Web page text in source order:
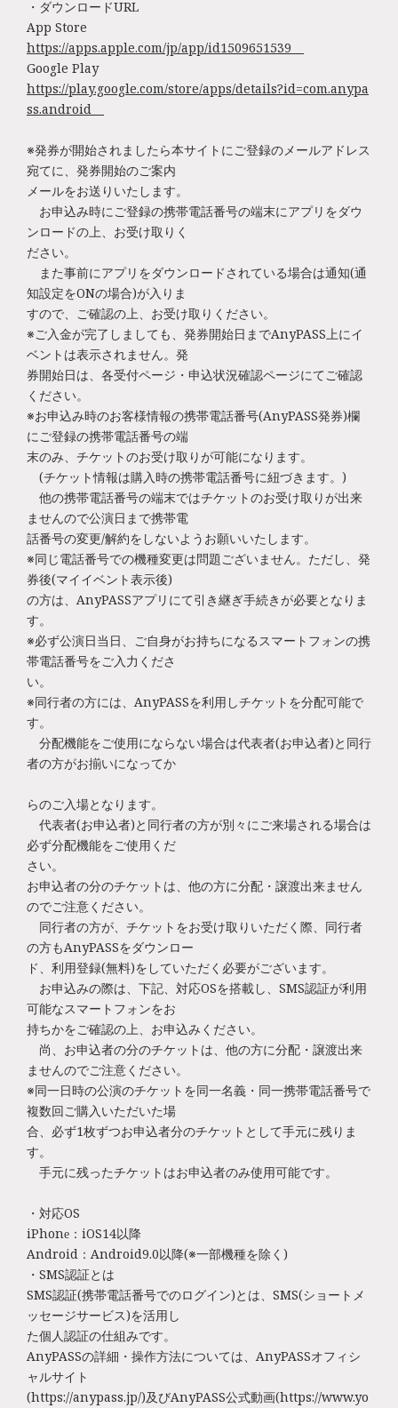
・ダウンロードURL
App Store
https://apps.apple.com/jp/app/id1509651539
Google Play
https://play.google.com/store/apps/details?id=com.anypa
ss.android
※発券が開始されましたら本サイトにご登録のメールアドレス
宛てに、発券開始のご案内
メールをお送りいたします。
お申込み時にご登録の携帯電話番号の端末にアプリをダウ
ンロードの上、お受け取りく
ださい。
また事前にアプリをダウンロードされている場合は通知(通
知設定をONの場合)が入りま
すので、ご確認の上、お受け取りください。
※ご入金が完了しましても、発券開始日までAnyPASS上にイ
ベントは表示されません。発
券開始日は、各受付ページ・申込状況確認ページにてご確認
ください。
※お申込み時のお客様情報の携帯電話番号(AnyPASS発券)欄
にご登録の携帯電話番号の端
末のみ、チケットのお受け取りが可能になります。
(チケット情報は購入時の携帯電話番号に紐づきます。)
他の携帯電話番号の端末ではチケットのお受け取りが出来
ませんので公演日まで携帯電
話番号の変更/解約をしないようお願いいたします。
※同じ電話番号での機種変更は問題ございません。ただし、発
券後(マイイベント表示後)
の方は、AnyPASSアプリにて引き継ぎ手続きが必要となりま
す。
※必ず公演日当日、ご自身がお持ちになるスマートフォンの携
帯電話番号をご入力くださ
い。
※同行者の方には、AnyPASSを利用しチケットを分配可能で
す。
分配機能をご使用にならない場合は代表者(お申込者)と同行
者の方がお揃いになってか
らのご入場となります。
代表者(お申込者)と同行者の方が別々にご来場される場合は
必ず分配機能をご使用くだ
さい。
お申込者の分のチケットは、他の方に分配・譲渡出来ません
のでご注意ください。
同行者の方が、チケットをお受け取りいただく際、同行者
の方もAnyPASSをダウンロー
ド、利用登録(無料)をしていただく必要がございます。
お申込みの際は、下記、対応OSを搭載し、SMS認証が利用
可能なスマートフォンをお
持ちかをご確認の上、お申込みください。
尚、お申込者の分のチケットは、他の方に分配・譲渡出来
ませんのでご注意ください。
※同一日時の公演のチケットを同一名義・同一携帯電話番号で
複数回ご購入いただいた場
合、必ず1枚ずつお申込者分のチケットとして手元に残りま
す。
手元に残ったチケットはお申込者のみ使用可能です。
・対応OS
iPhone：iOS14以降
Android：Android9.0以降(※一部機種を除く)
・SMS認証とは
SMS認証(携帯電話番号でのログイン)とは、SMS(ショートメ
ッセージサービス)を活用し
た個人認証の仕組みです。
AnyPASSの詳細・操作方法については、AnyPASSオフィシ
ャルサイト
(https://anypass.jp/)及びAnyPASS公式動画(https://www.yo